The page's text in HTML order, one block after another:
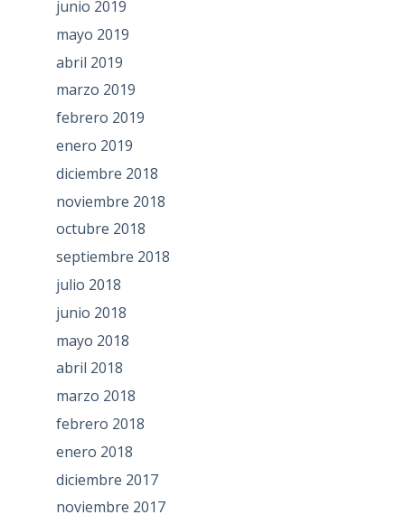
junio 2019
mayo 2019
abril 2019
marzo 2019
febrero 2019
enero 2019
diciembre 2018
noviembre 2018
octubre 2018
septiembre 2018
julio 2018
junio 2018
mayo 2018
abril 2018
marzo 2018
febrero 2018
enero 2018
diciembre 2017
noviembre 2017